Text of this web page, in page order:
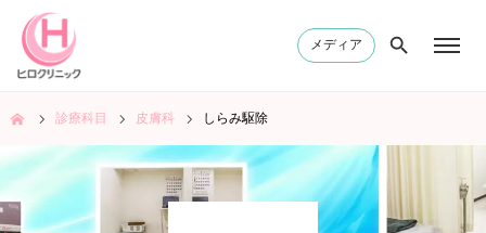
メディア
診療科目 皮膚科 しらみ駆除